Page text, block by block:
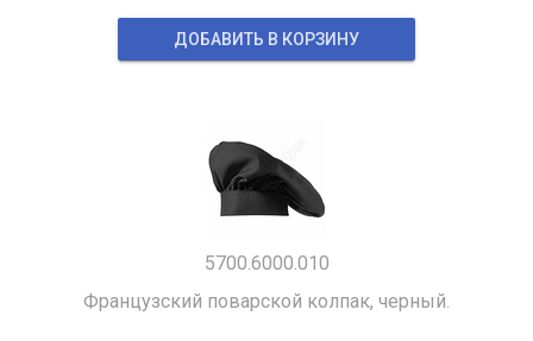
ДОБАВИТЬ В КОРЗИНУ
5700.6000.010
Французский поварской колпак, черный.